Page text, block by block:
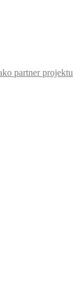
partner projektu